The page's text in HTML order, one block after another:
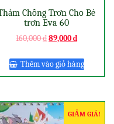
Chống Trơn Cho Bé
trơn Eva 60
160,000₫89,000₫
Thêm vào giỏ hàng
GIẢM GIÁ!